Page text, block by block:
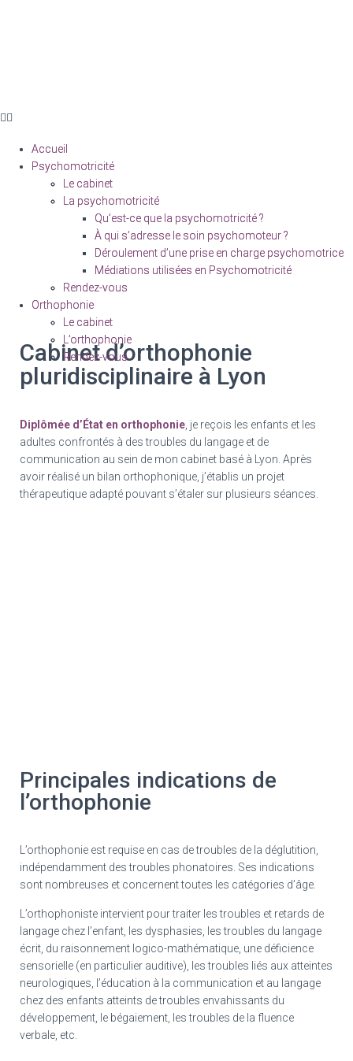
Accueil
Psychomotricité
Le cabinet
La psychomotricité
Qu’est-ce que la psychomotricité ?
À qui s’adresse le soin psychomoteur ?
Déroulement d’une prise en charge psychomotrice
Médiations utilisées en Psychomotricité
Rendez-vous
Orthophonie
Le cabinet
L’orthophonie
Rendez-vous
Accueil
Psychomotricité
Le cabinet
La psychomotricité
Qu’est-ce que la psychomotricité ?
À qui s’adresse le soin psychomoteur ?
Déroulement d’une prise en charge psychomotrice
Médiations utilisées en Psychomotricité
Rendez-vous
Orthophonie
Le cabinet
L’orthophonie
Rendez-vous
Cabinet d’orthophonie
pluridisciplinaire à Lyon
Diplômée d’État en orthophonie , je reçois les enfants et les
adultes confrontés à des troubles du langage et de
communication au sein de mon cabinet basé à Lyon. Après
avoir réalisé un bilan orthophonique, j’établis un projet
thérapeutique adapté pouvant s’étaler sur plusieurs séances.
Principales indications de
l’orthophonie
L’orthophonie est requise en cas de troubles de la déglutition,
indépendamment des troubles phonatoires. Ses indications
sont nombreuses et concernent toutes les catégories d’âge.
L’orthophoniste intervient pour traiter les troubles et retards de
langage chez l’enfant, les dysphasies, les troubles du langage
écrit, du raisonnement logico-mathématique, une déficience
sensorielle (en particulier auditive), les troubles liés aux atteintes
neurologiques, l’éducation à la communication et au langage
chez des enfants atteints de troubles envahissants du
développement, le bégaiement, les troubles de la fluence
verbale, etc.